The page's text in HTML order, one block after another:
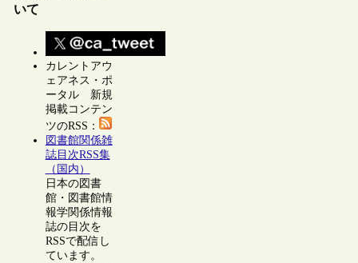
いて
カレントアウ
ェアネス・ポ
ータル 新規
掲載コンテン
ツのRSS：
図書館関係雑
誌目次RSS集
（国内）
日本の図書
館・図書館情
報学関係情報
誌の目次を
RSSで配信し
ています。